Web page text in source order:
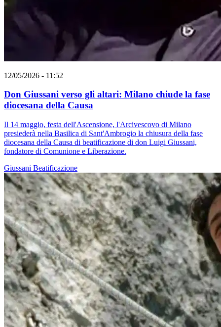
12/05/2026 - 11:52
Don Giussani verso gli altari: Milano chiude la fase
diocesana della Causa
Il 14 maggio, festa dell'Ascensione, l'Arcivescovo di Milano
presiederà nella Basilica di Sant'Ambrogio la chiusura della fase
diocesana della Causa di beatificazione di don Luigi Giussani,
fondatore di Comunione e Liberazione.
Giussani Beatificazione